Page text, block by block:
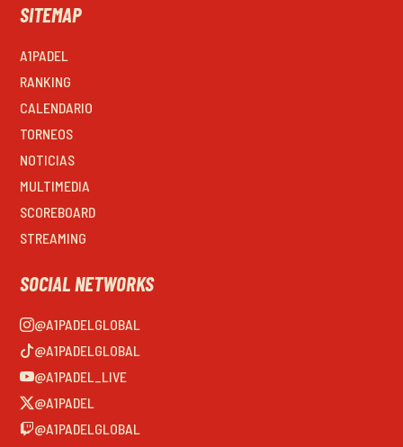
SITEMAP
A1PADEL
RANKING
CALENDARIO
TORNEOS
NOTICIAS
MULTIMEDIA
SCOREBOARD
STREAMING
SOCIAL NETWORKS
@A1PADELGLOBAL
@A1PADELGLOBAL
@A1PADEL_LIVE
@A1PADEL
@A1PADELGLOBAL